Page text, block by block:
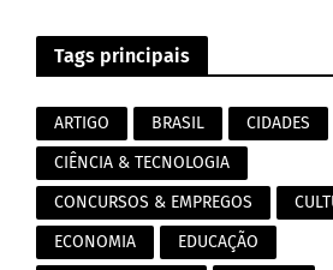
Tags principais
ARTIGO BRASIL
CIDADES
CIÊNCIA & TECNOLOGIA
CONCURSOS & EMPREGOS
ECONOMIA
EDUCAÇÃO